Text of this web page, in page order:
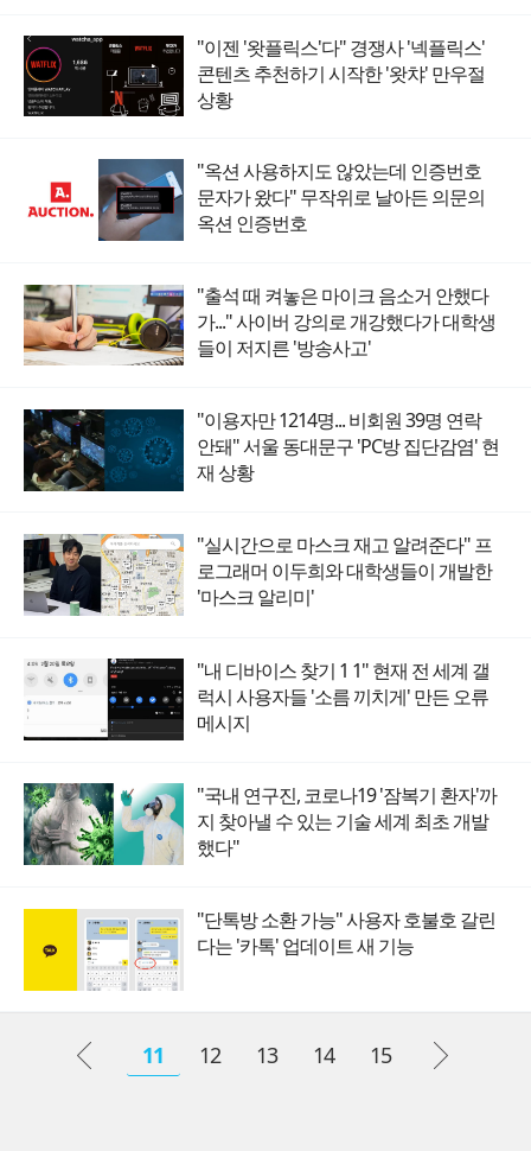
"이젠 '왓플릭스'다" 경쟁사 '넥플릭스'
콘텐츠 추천하기 시작한 '왓챠' 만우절
상황
"옥션 사용하지도 않았는데 인증번호
문자가 왔다" 무작위로 날아든 의문의
옥션 인증번호
"출석 때 켜놓은 마이크 음소거 안했다
가..." 사이버 강의로 개강했다가 대학생
들이 저지른 '방송사고'
"이용자만 1214명... 비회원 39명 연락
안돼" 서울 동대문구 'PC방 집단감염' 현
재 상황
"실시간으로 마스크 재고 알려준다" 프
로그래머 이두희와 대학생들이 개발한
'마스크 알리미'
"내 디바이스 찾기 1 1" 현재 전 세계 갤
럭시 사용자들 '소름 끼치게' 만든 오류
메시지
"국내 연구진, 코로나19 '잠복기 환자'까
지 찾아낼 수 있는 기술 세계 최초 개발
했다"
"단톡방 소환 가능" 사용자 호불호 갈린
다는 '카톡' 업데이트 새 기능
11 12 13 14 15